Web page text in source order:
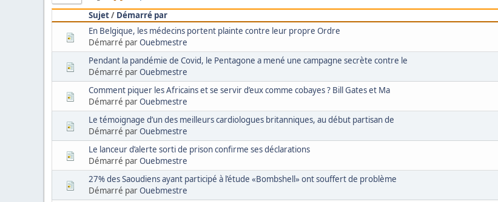
Sujet/ Démarré par
En Belgique, les médecins portent plainte contre leur propre Ordre
Démarré parOuebmestre
Pendant la pandémie de Covid, le Pentagone a mené une campagne secrète contre le
Démarré parOuebmestre
Comment piquer les Africains et se servir d’eux comme cobayes ? Bill Gates et Ma
Démarré parOuebmestre
Le témoignage d’un des meilleurs cardiologues britanniques, au début partisan de
Démarré parOuebmestre
Le lanceur d’alerte sorti de prison confirme ses déclarations
Démarré parOuebmestre
27% des Saoudiens ayant participé à l’étude «Bombshell» ont souffert de problème
Démarré parOuebmestre